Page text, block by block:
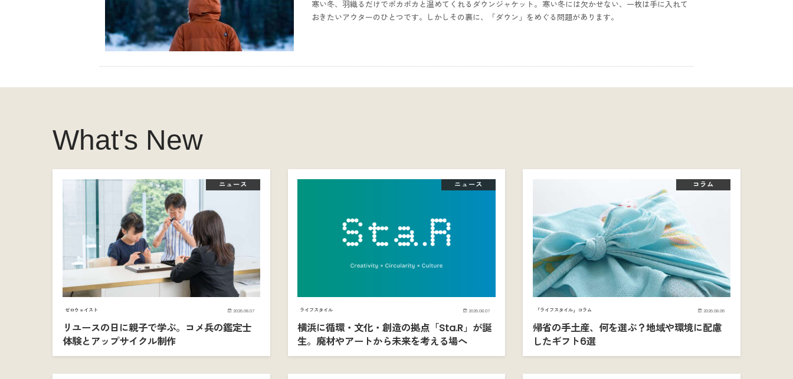
寒い冬、羽織るだけでポカポカと温めてくれるダウンジャケット。寒い冬には欠かせない、一枚は手に入れて
おきたいアウターのひとつです。しかしその裏に、「ダウン」をめぐる問題があります。
What's New
ニュース
ゼロウェイスト 2026.08.07
リユースの日に親子で学ぶ。コメ兵の鑑定士
体験とアップサイクル制作
ニュース
ライフスタイル 2026.08.07
横浜に循環・文化・創造の拠点「Sta.R」が誕
生。廃材やアートから未来を考える場へ
コラム
「ライフスタイル」コラム 2026.08.06
帰省の手土産、何を選ぶ？地域や環境に配慮
したギフト6選